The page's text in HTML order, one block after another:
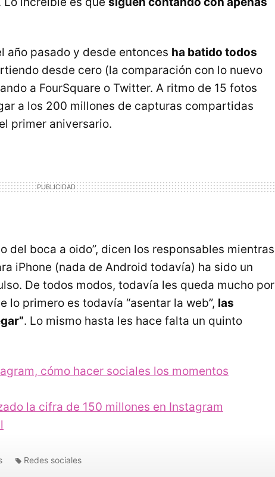
año pasado y desde entonces ha batido todos
desde cero (la comparación con lo nuevo
a FourSquare o Twitter. A ritmo de 15 fotos
a los 200 millones de capturas compartidas
primer aniversario.
del boca a oido”, dicen los responsables mientras
iPhone (nada de Android todavía) ha sido un
De todos modos, todavía les queda mucho por
lo primero es todavía “asentar la web”, las
. Lo mismo hasta les hace falta un quinto
cómo hacer sociales los momentos
la cifra de 150 millones en Instagram
Redes sociales